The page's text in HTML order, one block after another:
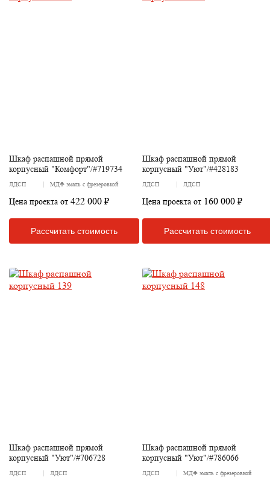
Шкаф распашной прямой
корпусный "Комфорт"/#719734
ЛДСП МДФ эмаль с фрезеровкой
Цена проекта от 422 000 ₽
Рассчитать стоимость
Шкаф распашной прямой
корпусный "Уют"/#428183
ЛДСП ЛДСП
Цена проекта от 160 000 ₽
Рассчитать стоимость
Шкаф распашной прямой
корпусный "Уют"/#706728
ЛДСП ЛДСП
Шкаф распашной прямой
корпусный "Уют"/#786066
ЛДСП МДФ эмаль с фрезеровкой